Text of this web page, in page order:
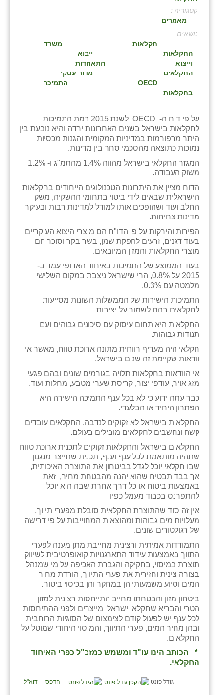
קטגוריה :
מאמרים
:
חקלאות
משרד
החקלאות
ייבוא
וייצוא
התאחדות
החקלאים
מדור עסקי
OECD
התמיכה
בחקלאות
על פי דוח ה- OECD לשנת 2015 רמת התמיכות
לחקלאות בישראל בשנים האחרונות ירדה והיא נובעת בין
היתר מרפורמות במדיניות המקומית והגנות מכסיות
נמוכות כתוצאה מהסכמי סחר בין מדינות.
המגזר החקלאי בישראל מהווה 1.4% מהתמ"ג ו- 1.2%
משוק העבודה.
הדוח מציין את היתרונות הטכנולוגים הייחודים בחקלאות
הישראלית שבאים לידי ביטוי בתחומי ההשקיה, משק
החלב ועוד ושהופכים אותו למודל למדינות רבות ובעיקר
מדינות צחיחות.
הפירות והירקות על פי הדו"ח הם מוצרי היצוא העיקריים
בעוד דגנים, זרעים להפקת שמן, בשר בקר וסוכר הם
מוצרי החקלאות והמזון המיובאים.
בעוד הממוצע של התמיכות באיחוד הארופי עמד ב-
2015 על 0.8%, הרי שישראל ניצבת במקום השלישי
מלמטה עם 0.3%.
התמיכות הישירות של הממשלות השונות מסייעות
לחקלאים בהם לשמור על יציבות.
החקלאות היא תחום עיסוק עם סיכונים גבוהים ועם
תנודות גבוהות.
חקלאי היה מעדיף רווחית מתונה ארוכת טווח, מאשר אי
וודאות שקיימת זה שנים בישראל.
אי הוודאות בחקלאות תלויה בגורמים שונים ובהם פגעי
מזג אויר, עודפי יצור, קריסת שערי מטבע, מחלות ועוד.
כבר עתה ידוע כי לא בכל ענף התמיכה הישירה היא
הפתרון היחיד או הבלעדי.
החקלאות בישראל לא זקוקים לנדבה. החקלאים עובדים
קשה ונחשבים לחקלאים מובילים בעולם.
החקלאים בישראל והחקלאות זקוקים לתכנית ארוכת טווח
שתהיה מותאמת לכל ענף וענף, תכנית שתייצר מנגנון
שבו חקלאי יוכל לגדל בביטחון את התוצרת האיכותית,
אך בבד תבטיח שהוא יהנה מהבטחת מחיר, זאת
באמצעות ביטוח או כל דרך אחרת שבה הוא יוכל
להתפרנס בכבוד מעמל כפיו.
אין זה סוד שהתוצרת החקלאית סובלת מפערי תיווך,
מעלויות מים גבוהות ומהוצאות המחוייבות על פי דרישה
של רגולטורים שונים.
התמודדות אמיתית ורצינית מחייבת מתן מענה לפערי
התווך באמצעות עידוד התארגנויות קואופרטיבית לשיווק
תוצרת במיסוי, בחקיקה והגברת האכיפה על מי שמנהל
בצורה צינית וחזירית את פערי התיווך, הורדת מחיר
המים וסיוע משמעותי הן במחקר והן בכיסוי ביטוח.
ביטחון מזון והבטחתו מחייב התייחסות רצינית למזון
הטרי והבריא שחקלאי ישראל מייצרים ולפני ההתיחסות
לכל ענף יש לפעול קודם לצימצום של הסוגיות הרוחבית
ובהן מחיר המים, פערי התיווך, והמיסוי היחודי שמוטל על
החקלאים.
* הכותב הינו עו"ד ומשמש כמזכ"ל כפרי האיחוד
החקלאי.
גודל פונט הדפס דוא"ל
בני ציון
בצרה
בקעות
ֿגבעת שפירא
גן הדרום
גני עם
גני יהודה
גנות
ורד יריחו
דקל
זוהר
הדר עם
חבצלת השרון
חמרה
חרב לאת
יבול (מורג)
יקנעם
יד השמונה
כפר אביב
כפר ביאליק
כפר הרי״ף
כפר מישר
כפר מע״ש
כפר סבא (אגרא)
כפר שמריהו
מגשימים
מישר
מכורה
מנחמיה
נאות הכיכר
נווה אטי״ב
נהריה (אג״ש)